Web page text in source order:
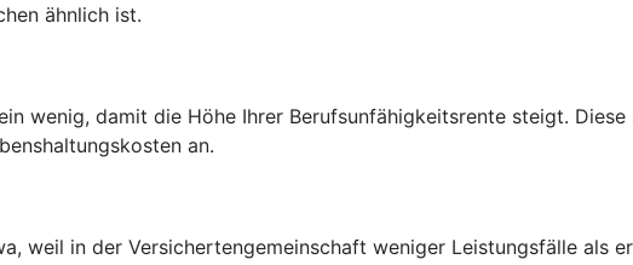
ähnlich ist.
wenig, damit die Höhe Ihrer Berufsunfähigkeitsrente steigt.
an.
weil in der Versichertengemeinschaft weniger Leistungsfälle als